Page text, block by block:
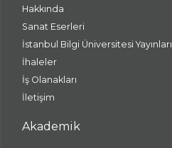
Hakkında
Sanat Eserleri
İstanbul Bilgi Üniversitesi Yayınları
İhaleler
İş Olanakları
İletişim
Akademik